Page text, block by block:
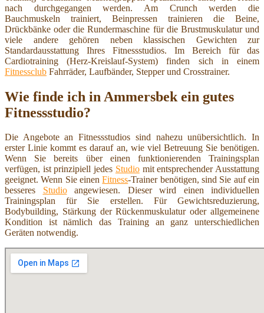
nach durchgegangen werden. Am Crunch werden die
Bauchmuskeln trainiert, Beinpressen trainieren die Beine,
Drückbänke oder die Rundermaschine für die Brustmuskulatur und
viele andere gehören neben klassischen Gewichten zur
Standardausstattung Ihres Fitnessstudios. Im Bereich für das
Cardiotraining (Herz-Kreislauf-System) finden sich in einem
Fitnessclub Fahrräder, Laufbänder, Stepper und Crosstrainer.
Wie finde ich in Ammersbek ein gutes
Fitnessstudio?
Die Angebote an Fitnessstudios sind nahezu unübersichtlich. In
erster Linie kommt es darauf an, wie viel Betreuung Sie benötigen.
Wenn Sie bereits über einen funktionierenden Trainingsplan
verfügen, ist prinzipiell jedes Studiomit entsprechender Ausstattung
geeignet. Wenn Sie einenFitness-Trainer benötigen, sind Sie auf ein
besseres Studioangewiesen. Dieser wird einen individuellen
Trainingsplan für Sie erstellen. Für Gewichtsreduzierung,
Bodybuilding, Stärkung der Rückenmuskulatur oder allgemeinene
Kondition ist nämlich das Training an ganz unterschiedlichen
Geräten notwendig.